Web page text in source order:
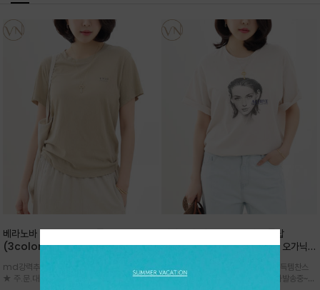
베라노바 심플 VN13 코튼탑
(3color)*썸머 바이오 강연/ 스판 너
더더기 없이 깔끔한 무드가 매력적인
VN13 코튼 티셔츠
md강력추천 2026 신상품 ★한정 대박 세일
★ 주.문.대.폭.주 - 전컬러 인기~순차발송중
베라노바 어반 우먼 강연 코튼탑
(2color) *한여름 내내 입는 오가닉
워크 (Line Work) & 스케치/감각적
인 아트워크 프린트가 시선을 끄는 루즈
md강력추천 2026 신상품 ★대박 득템찬스
~~ 주.문.대.폭.주 - 전컬러 인기~순차발송중~★